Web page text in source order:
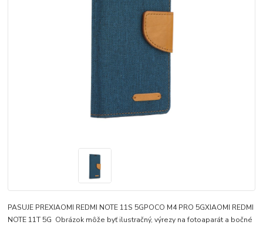
PASUJE PREXIAOMI REDMI NOTE 11S 5GPOCO M4 PRO 5GXIAOMI REDMI
NOTE 11T 5G Obrázok môže byť ilustračný, výrezy na fotoaparát a bočné